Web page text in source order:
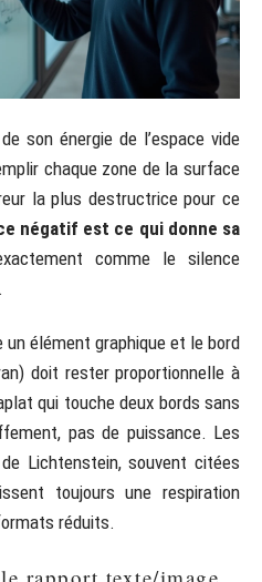
son énergie de l’espace vide
chaque zone de la surface
la plus destructrice pour ce
négatif est ce qui donne sa
comme le silence
élément graphique et le bord
doit rester proportionnelle à
qui touche deux bords sans
pas de puissance. Les
Lichtenstein, souvent citées
toujours une respiration
réduits.